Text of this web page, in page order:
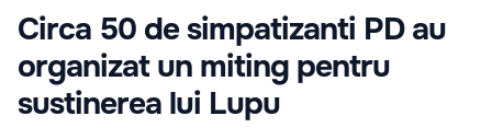
Circa 50 de simpatizanti PD au
organizat un miting pentru
sustinerea lui Lupu